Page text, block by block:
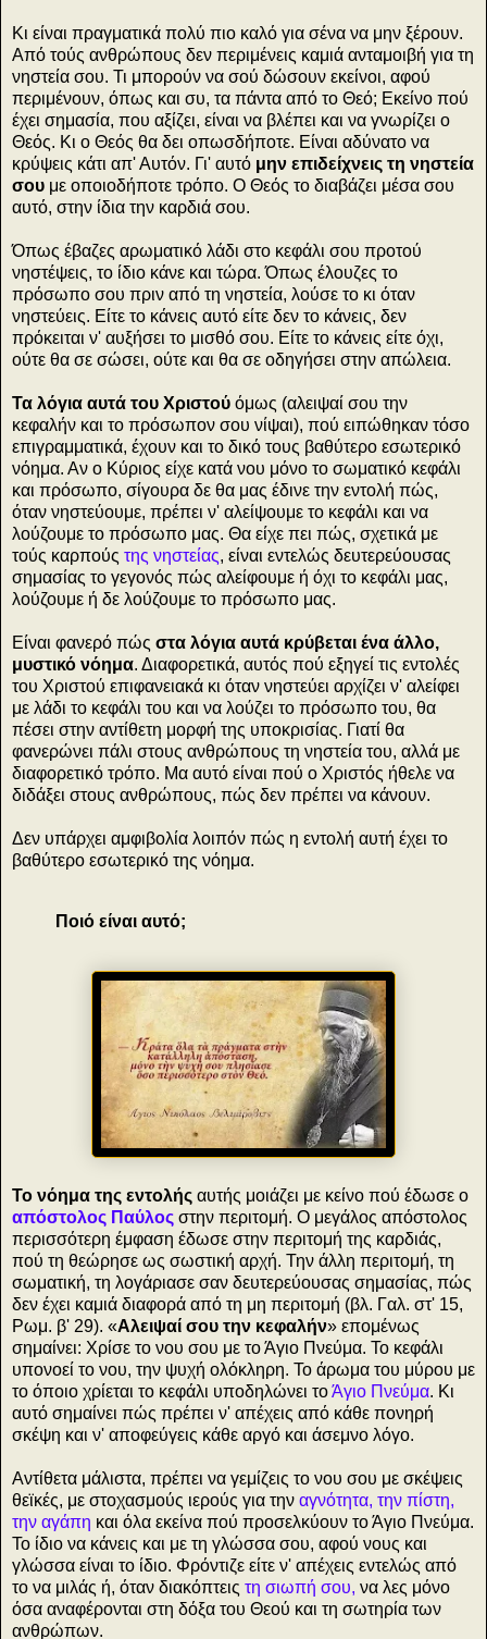
Κι είναι πραγματικά πολύ πιο καλό για σένα να μην ξέρουν.
Από τούς ανθρώπους δεν περιμένεις καμιά ανταμοιβή για τη
νηστεία σου. Τι μπορούν να σού δώσουν εκείνοι, αφού
περιμένουν, όπως και συ, τα πάντα από το Θεό; Εκείνο πού
έχει σημασία, που αξίζει, είναι να βλέπει και να γνωρίζει ο
Θεός. Κι ο Θεός θα δει οπωσδήποτε. Είναι αδύνατο να
κρύψεις κάτι απ' Αυτόν. Γι' αυτό μην επιδείχνεις τη νηστεία
σου με οποιοδήποτε τρόπο. Ο Θεός το διαβάζει μέσα σου
αυτό, στην ίδια την καρδιά σου.
Όπως έβαζες αρωματικό λάδι στο κεφάλι σου προτού
νηστέψεις, το ίδιο κάνε και τώρα. Όπως έλουζες το
πρόσωπο σου πριν από τη νηστεία, λούσε το κι όταν
νηστεύεις. Είτε το κάνεις αυτό είτε δεν το κάνεις, δεν
πρόκειται ν' αυξήσει το μισθό σου. Είτε το κάνεις είτε όχι,
ούτε θα σε σώσει, ούτε και θα σε οδηγήσει στην απώλεια.
Τα λόγια αυτά του Χριστού όμως (αλειψαί σου την
κεφαλήν και το πρόσωπον σου νίψαι), πού ειπώθηκαν τόσο
επιγραμματικά, έχουν και το δικό τους βαθύτερο εσωτερικό
νόημα. Αν ο Κύριος είχε κατά νου μόνο το σωματικό κεφάλι
και πρόσωπο, σίγουρα δε θα μας έδινε την εντολή πώς,
όταν νηστεύουμε, πρέπει ν' αλείψουμε το κεφάλι και να
λούζουμε το πρόσωπο μας. Θα είχε πει πώς, σχετικά με
τούς καρπούς της νηστείας, είναι εντελώς δευτερεύουσας
σημασίας το γεγονός πώς αλείφουμε ή όχι το κεφάλι μας,
λούζουμε ή δε λούζουμε το πρόσωπο μας.
Είναι φανερό πώς στα λόγια αυτά κρύβεται ένα άλλο,
μυστικό νόημα. Διαφορετικά, αυτός πού εξηγεί τις εντολές
του Χριστού επιφανειακά κι όταν νηστεύει αρχίζει ν' αλείφει
με λάδι το κεφάλι του και να λούζει το πρόσωπο του, θα
πέσει στην αντίθετη μορφή της υποκρισίας. Γιατί θα
φανερώνει πάλι στους ανθρώπους τη νηστεία του, αλλά με
διαφορετικό τρόπο. Μα αυτό είναι πού ο Χριστός ήθελε να
διδάξει στους ανθρώπους, πώς δεν πρέπει να κάνουν.
Δεν υπάρχει αμφιβολία λοιπόν πώς η εντολή αυτή έχει το
βαθύτερο εσωτερικό της νόημα.
Ποιό είναι αυτό;
Το νόημα της εντολής αυτής μοιάζει με κείνο πού έδωσε ο
απόστολος Παύλος στην περιτομή. Ο μεγάλος απόστολος
περισσότερη έμφαση έδωσε στην περιτομή της καρδιάς,
πού τη θεώρησε ως σωστική αρχή. Την άλλη περιτομή, τη
σωματική, τη λογάριασε σαν δευτερεύουσας σημασίας, πώς
δεν έχει καμιά διαφορά από τη μη περιτομή (βλ. Γαλ. στ' 15,
Ρωμ. β' 29). «Αλειψαί σου την κεφαλήν» επομένως
σημαίνει: Χρίσε το νου σου με το Άγιο Πνεύμα. Το κεφάλι
υπονοεί το νου, την ψυχή ολόκληρη. Το άρωμα του μύρου με
το όποιο χρίεται το κεφάλι υποδηλώνει τοΆγιο Πνεύμα. Κι
αυτό σημαίνει πώς πρέπει ν' απέχεις από κάθε πονηρή
σκέψη και ν' αποφεύγεις κάθε αργό και άσεμνο λόγο.
Αντίθετα μάλιστα, πρέπει να γεμίζεις το νου σου με σκέψεις
θεϊκές, με στοχασμούς ιερούς για την αγνότητα, την πίστη,
την αγάπη και όλα εκείνα πού προσελκύουν το Άγιο Πνεύμα.
Το ίδιο να κάνεις και με τη γλώσσα σου, αφού νους και
γλώσσα είναι το ίδιο. Φρόντιζε είτε ν' απέχεις εντελώς από
το να μιλάς ή, όταν διακόπτεις τη σιωπή σου, να λες μόνο
όσα αναφέρονται στη δόξα του Θεού και τη σωτηρία των
ανθρώπων.